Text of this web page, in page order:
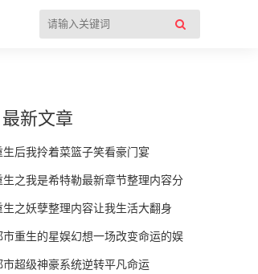
最新文章
生后我拎着菜篮子笑看豪门宴
生之我是希特勒最新章节整理内容分
生之妖孽整理内容让我生活大翻身
市重生的星娱幻想一场改变命运的娱
市超级神豪系统逆转平凡命运